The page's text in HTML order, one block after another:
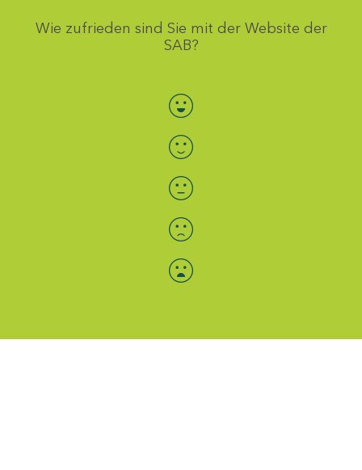
Wie zufrieden sind Sie mit der Website der
SAB?
Bewertung auswählen